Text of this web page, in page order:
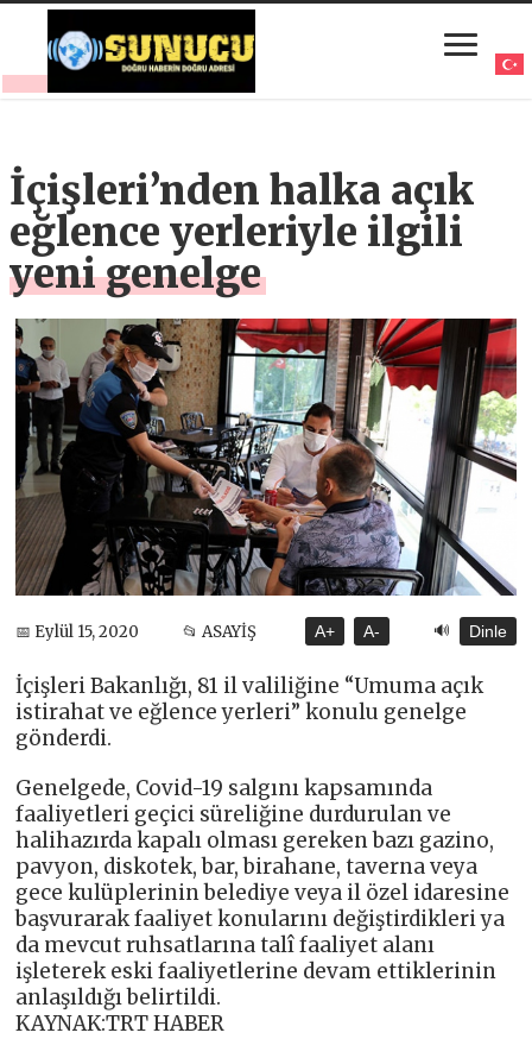
İçişleri’nden halka açık
eğlence yerleriyle ilgili
yeni genelge
📅 Eylül 15, 2020 📂 ASAYİŞ A+ A- 🔊 Dinle
İçişleri Bakanlığı, 81 il valiliğine “Umuma açık
istirahat ve eğlence yerleri” konulu genelge
gönderdi.
Genelgede, Covid­-19 salgını kapsamında
faaliyetleri geçici süreliğine durdurulan ve
halihazırda kapalı olması gereken bazı gazino,
pavyon, diskotek, bar, birahane, taverna veya
gece kulüplerinin belediye veya il özel idaresine
başvurarak faaliyet konularını değiştirdikleri ya
da mevcut ruhsatlarına talî faaliyet alanı
işleterek eski faaliyetlerine devam ettiklerinin
anlaşıldığı belirtildi.
KAYNAK:TRT HABER